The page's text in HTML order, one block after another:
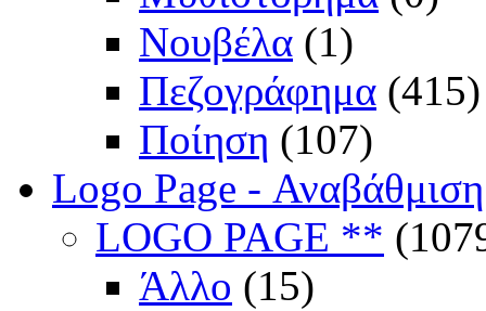
Νουβέλα (1)
Πεζογράφημα (415)
Ποίηση (107)
Logo Page -
LOGO PAGE **
Άλλο (15)